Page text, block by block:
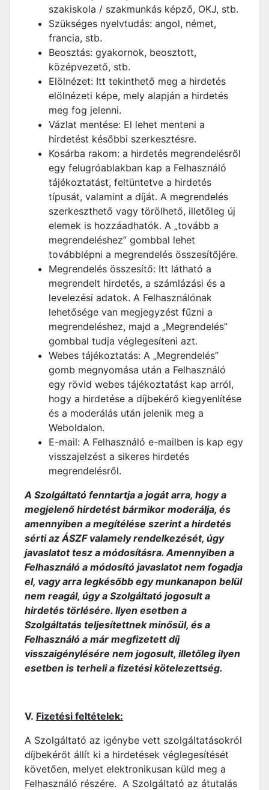
szakiskola / szakmunkás képző, OKJ, stb.
Szükséges nyelvtudás: angol, német,
francia, stb.
Beosztás: gyakornok, beosztott,
középvezető, stb.
Elölnézet: Itt tekinthető meg a hirdetés
elölnézeti képe, mely alapján a hirdetés
meg fog jelenni.
Vázlat mentése: El lehet menteni a
hirdetést későbbi szerkesztésre.
Kosárba rakom: a hirdetés megrendelésről
egy felugróablakban kap a Felhasználó
tájékoztatást, feltüntetve a hirdetés
típusát, valamint a díját. A megrendelés
szerkeszthető vagy törölhető, illetőleg új
elemek is hozzáadhatók. A „tovább a
megrendeléshez” gombbal lehet
továbblépni a megrendelés összesítőjére.
Megrendelés összesítő: Itt látható a
megrendelt hirdetés, a számlázási és a
levelezési adatok. A Felhasználónak
lehetősége van megjegyzést fűzni a
megrendeléshez, majd a „Megrendelés”
gombbal tudja véglegesíteni azt.
Webes tájékoztatás: A „Megrendelés”
gomb megnyomása után a Felhasználó
egy rövid webes tájékoztatást kap arról,
hogy a hirdetése a díjbekérő kiegyenlítése
és a moderálás után jelenik meg a
Weboldalon.
E-mail: A Felhasználó e-mailben is kap egy
visszajelzést a sikeres hirdetés
megrendelésről.
A Szolgáltató fenntartja a jogát arra, hogy a
megjelenő hirdetést bármikor moderálja, és
amennyiben a megítélése szerint a hirdetés
sérti az ÁSZF valamely rendelkezését, úgy
javaslatot tesz a módosításra. Amennyiben a
Felhasználó a módosító javaslatot nem fogadja
el, vagy arra legkésőbb egy munkanapon belül
nem reagál, úgy a Szolgáltató jogosult a
hirdetés törlésére. Ilyen esetben a
Szolgáltatás teljesítettnek minősül, és a
Felhasználó a már megfizetett díj
visszaigénylésére nem jogosult, illetőleg ilyen
esetben is terheli a fizetési kötelezettség.
V. Fizetési feltételek:
A Szolgáltató az igénybe vett szolgáltatásokról
díjbekérőt állít ki a hirdetések véglegesítését
követően, melyet elektronikusan küld meg a
Felhasználó részére. A Szolgáltató az átutalás